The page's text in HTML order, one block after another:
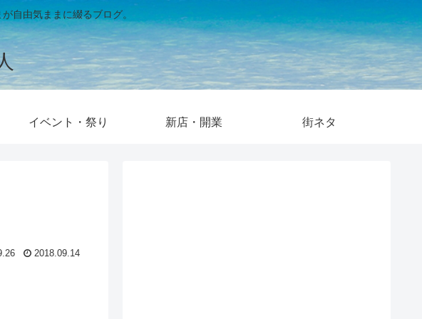
自由気ままに綴るブログ。
イベント・祭り 新店・開業 街ネタ
2018.09.14